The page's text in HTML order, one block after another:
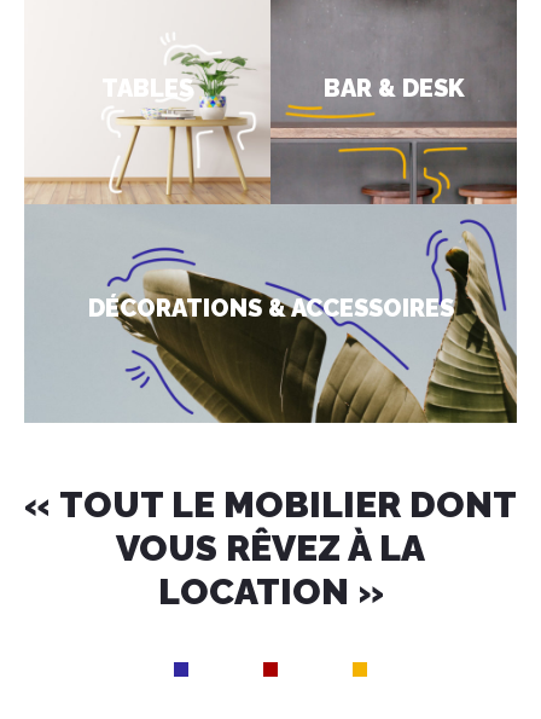
TABLES BAR & DESK
DÉCORATIONS & ACCESSOIRES
« TOUT LE MOBILIER DONT
VOUS RÊVEZ À LA
LOCATION »